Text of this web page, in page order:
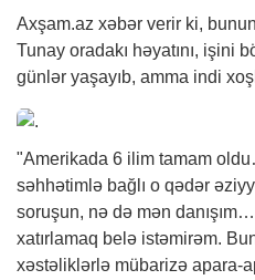
Axşam.az xəbər verir ki,
Tunay oradakı həyatını, işini
günlər yaşayıb, amma indi
"Amerikada 6 ilim tamam
səhhətimlə bağlı o qədər
soruşun, nə də mən
xatırlamaq belə istəmirəm.
xəstəliklərlə mübarizə apara-